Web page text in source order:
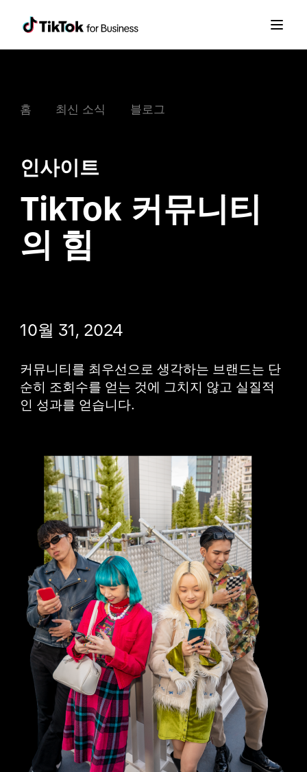
홈 최신 소식 블로그
인사이트
TikTok 커뮤니티
의 힘
10월 31, 2024
커뮤니티를 최우선으로 생각하는 브랜드는 단
순히 조회수를 얻는 것에 그치지 않고 실질적
인 성과를 얻습니다.